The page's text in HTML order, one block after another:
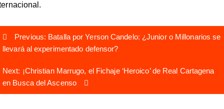
Previous: Batalla por Yerson Candelo: ¿Junior o Millonarios se
llevará al experimentado defensor?
Next: ¡Christian Marrugo, el Fichaje ‘Heroico’ de Real Cartagena
en Busca del Ascenso